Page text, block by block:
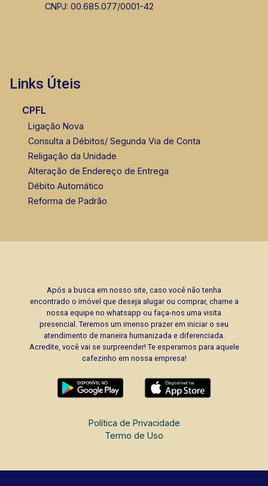
CNPJ: 00.685.077/0001-42
Links Úteis
CPFL
Ligação Nova
Consulta a Débitos/ Segunda Via de Conta
Religação da Unidade
Alteração de Endereço de Entrega
Débito Automático
Reforma de Padrão
Após a busca em nosso site, caso você não tenha
encontrado o imóvel que deseja alugar ou comprar, chame a
nossa equipe no whatsapp ou faça-nos uma visita
presencial. Teremos um imenso prazer em iniciar o seu
atendimento de maneira humanizada e diferenciada.
Acredite, você vai se surpreender! Te esperamos para aquele
cafezinho em nossa empresa!
Política de Privacidade
Termo de Uso